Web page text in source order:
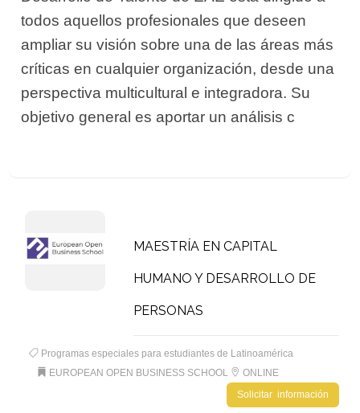
todos aquellos profesionales que deseen
ampliar su visión sobre una de las áreas más
críticas en cualquier organización, desde una
perspectiva multicultural e integradora. Su
objetivo general es aportar un análisis c
MAESTRÍA EN CAPITAL
HUMANO Y DESARROLLO DE
PERSONAS
Programas especiales para estudiantes de Latinoamérica
EUROPEAN OPEN BUSINESS SCHOOL
ONLINE
Solicitar información